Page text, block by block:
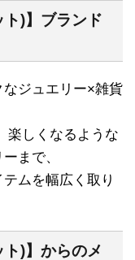
)】ブランド
ジュエリー×雑貨
楽しくなるような
まで、
ムを幅広く取り
)】からのメ